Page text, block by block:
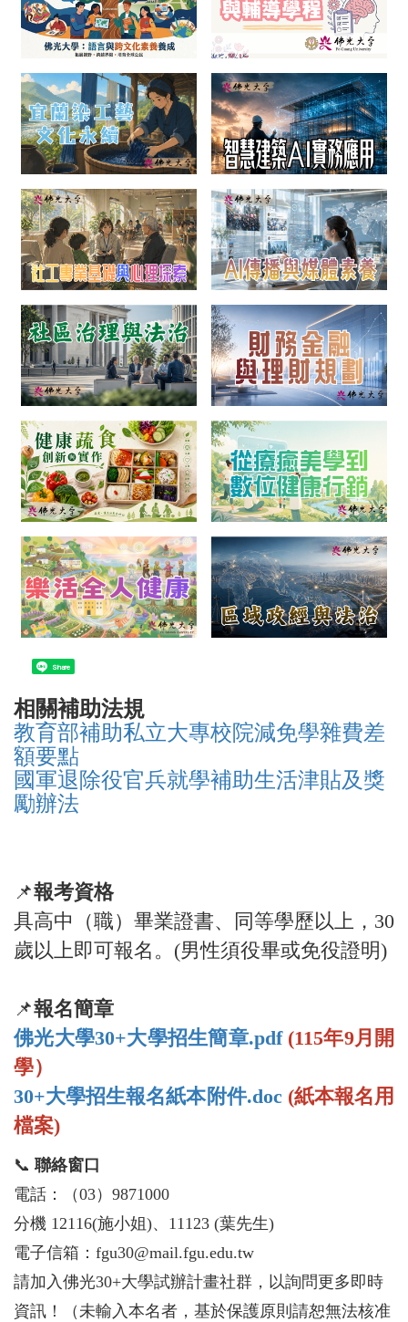
Share
相關補助法規
教育部補助私立大專校院減免學雜費差
額要點
國軍退除役官兵就學補助生活津貼及獎
勵辦法
📌報考資格
具高中（職）畢業證書、同等學歷以上，30
歲以上即可報名。(男性須役畢或免役證明)
📌報名簡章
佛光大學30+大學招生簡章.pdf(115年9月開
學）
30+大學招生報名紙本附件.doc(紙本報名用
檔案)
📞 聯絡窗口
電話：（03）9871000
分機 12116(施小姐)、11123 (葉先生)
電子信箱：fgu30@mail.fgu.edu.tw
請加入佛光30+大學試辦計畫社群，以詢問更多即時
資訊！（未輸入本名者，基於保護原則請恕無法核准